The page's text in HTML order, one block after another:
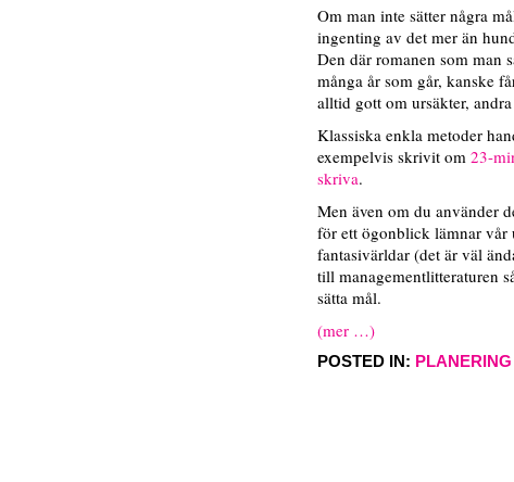
Om man inte sätter några
ingenting av det mer än
Den där romanen som man
många år som går, kanske
alltid gott om ursäkter,
Klassiska enkla metoder
exempelvis skrivit om 23-
skriva.
Men även om du använder
för ett ögonblick lämnar vår
fantasivärldar (det är väl
till managementlitteraturen
sätta mål.
(mer …)
POSTED IN: PLANERING